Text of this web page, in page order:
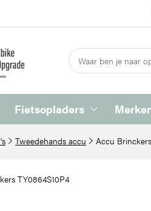
Fietsopladers
Tweedehands accu Accu